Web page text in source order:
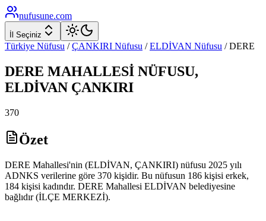
nufusune.com
İl Seçiniz
Türkiye Nüfusu / ÇANKIRI Nüfusu / ELDİVAN Nüfusu /DERE
DERE MAHALLESİ NÜFUSU,
ELDİVAN ÇANKIRI
370
Özet
DERE Mahallesi'nin (ELDİVAN, ÇANKIRI) nüfusu 2025 yılı
ADNKS verilerine göre 370 kişidir. Bu nüfusun 186 kişisi erkek,
184 kişisi kadındır. DERE Mahallesi ELDİVAN belediyesine
bağlıdır (İLÇE MERKEZİ).